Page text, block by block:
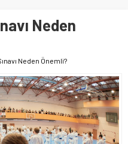
Neden
Neden Önemli?